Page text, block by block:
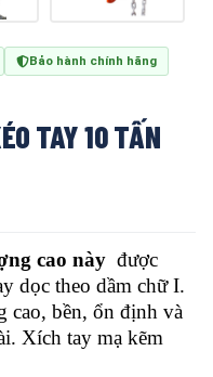
Bảo hành chính hãng
TAY 10 TẤN
cao này được
dọc theo dầm chữ I.
cao, bền, ổn định và
Xích tay mạ kẽm